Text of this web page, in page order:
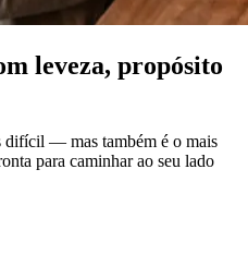
leveza, propósito
difícil — mas também é o mais
para caminhar ao seu lado